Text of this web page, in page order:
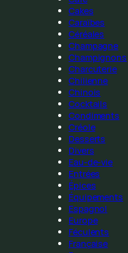
Cakes
Caraïbes
Céréales
Champagne
Champignons
Charcuterie
Chilienne
Chinois
Cocktails
Condiments
Créole
Desserts
Divers
Eau-de-vie
Entrées
Épices
Équipements
Espagnol
Europe
Féculents
Française